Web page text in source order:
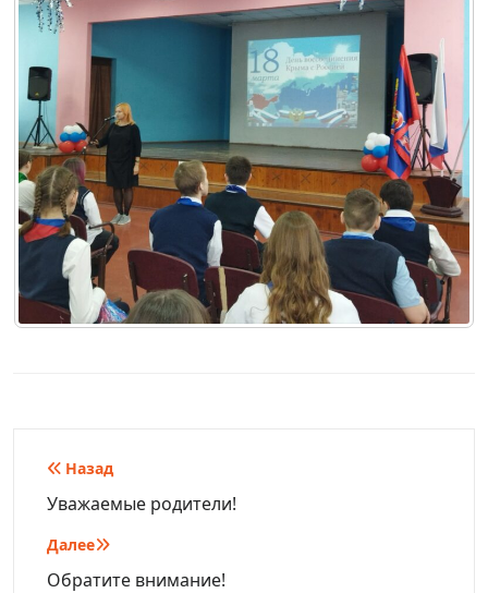
Навигация
по
записям
Назад
Уважаемые родители!
Далее
Обратите внимание!